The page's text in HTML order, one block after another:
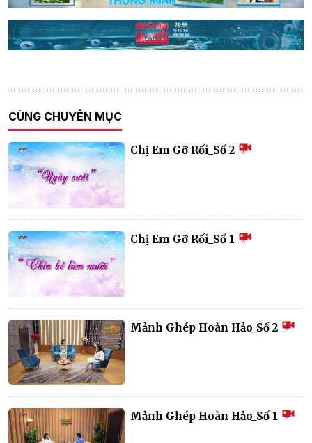
CÙNG CHUYÊN MỤC
Chị Em Gỡ Rối_Số 2
Chị Em Gỡ Rối_Số 1
Mảnh Ghép Hoàn Hảo_Số 2
Mảnh Ghép Hoàn Hảo_Số 1